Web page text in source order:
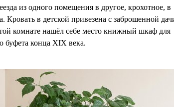
из одного помещения в другое, крохотное, в
в детской привезена с заброшенной
комнате нашёл себе место книжный шкаф для
буфета конца XIX века.